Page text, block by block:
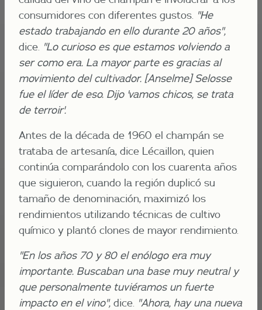
consumidores con diferentes gustos. "He
estado trabajando en ello durante 20 años",
dice. "Lo curioso es que estamos volviendo a
ser como era. La mayor parte es gracias al
movimiento del cultivador. [Anselme] Selosse
fue el líder de eso. Dijo 'vamos chicos, se trata
de terroir'.
Antes de la década de 1960 el champán se
trataba de artesanía, dice Lécaillon, quien
continúa comparándolo con los cuarenta años
que siguieron, cuando la región duplicó su
tamaño de denominación, maximizó los
rendimientos utilizando técnicas de cultivo
químico y plantó clones de mayor rendimiento.
"En los años 70 y 80 el enólogo era muy
importante. Buscaban una base muy neutral y
que personalmente tuviéramos un fuerte
impacto en el vino", dice. "Ahora, hay una nueva